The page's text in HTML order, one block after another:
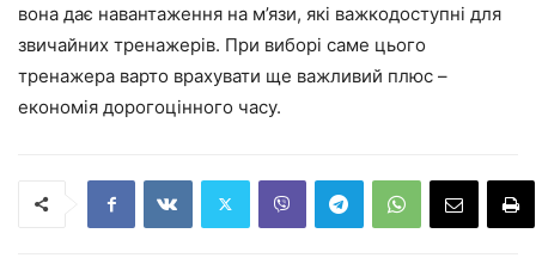
вона дає навантаження на м’язи, які важкодоступні для
звичайних тренажерів. При виборі саме цього
тренажера варто врахувати ще важливий плюс –
економія дорогоцінного часу.